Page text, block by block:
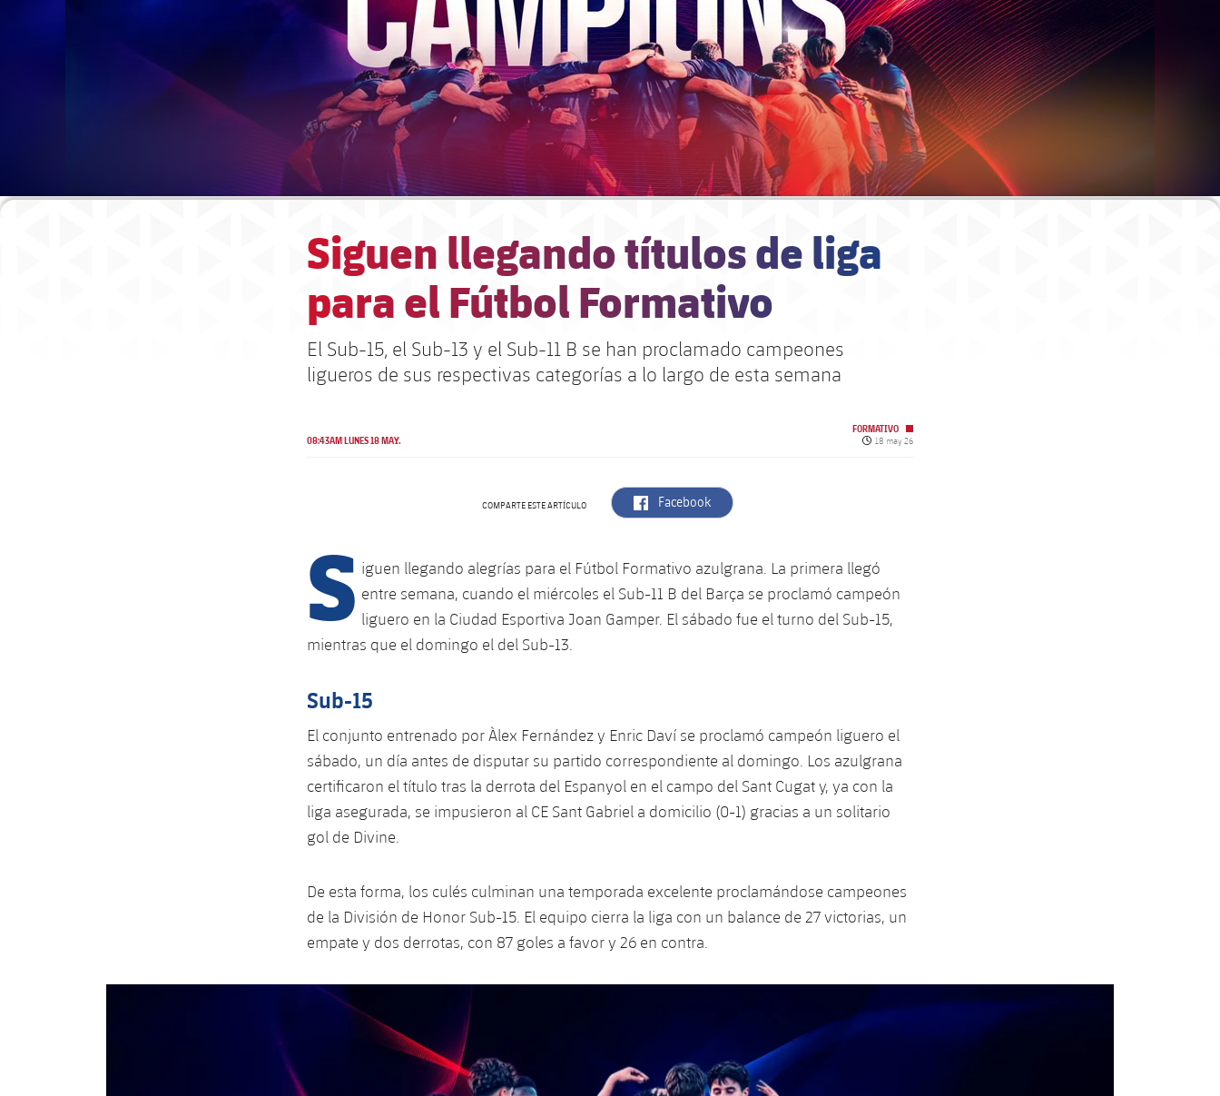
Siguen llegando títulos de liga
para el Fútbol Formativo
El Sub-15, el Sub-13 y el Sub-11 B se han proclamado campeones
ligueros de sus respectivas categorías a lo largo de esta semana
08:43AM LUNES 18 MAY.
FORMATIVO
Fecha de publicación
18 may 26
COMPARTE ESTE ARTÍCULO label.aria.facebook
Facebook
S iguen llegando alegrías para el Fútbol Formativo azulgrana. La primera llegó
entre semana, cuando el miércoles el Sub-11 B del Barça se proclamó campeón
liguero en la Ciudad Esportiva Joan Gamper. El sábado fue el turno del Sub-15,
mientras que el domingo el del Sub-13.
Sub-15
El conjunto entrenado por Àlex Fernández y Enric Daví se proclamó campeón liguero el
sábado, un día antes de disputar su partido correspondiente al domingo. Los azulgrana
certificaron el título tras la derrota del Espanyol en el campo del Sant Cugat y, ya con la
liga asegurada, se impusieron al CE Sant Gabriel a domicilio (0-1) gracias a un solitario
gol de Divine.
De esta forma, los culés culminan una temporada excelente proclamándose campeones
de la División de Honor Sub-15. El equipo cierra la liga con un balance de 27 victorias, un
empate y dos derrotas, con 87 goles a favor y 26 en contra.